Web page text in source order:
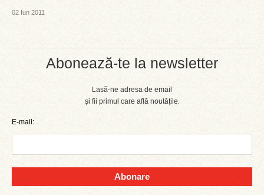
Abonează-te la newsletter
Lasă-ne adresa de email
și fii primul care află noutățile.
E-mail:
Abonare
02 Iun 2011